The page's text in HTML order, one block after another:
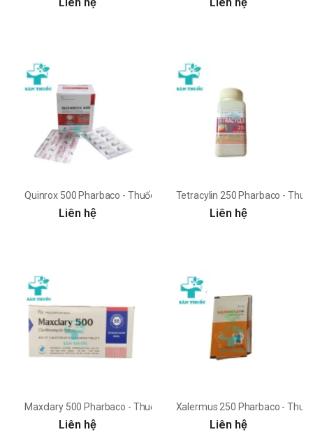
Quinrox 500 Pharbaco - Thuốc điều trị nhiễm khuẩn vừa và nhẹ
Liên hệ
Tetracylin 250 Pharbaco -
Liên hệ
Maxclary 500 Pharbaco - Thuốc điều trị nhiễm khuẩn đường hô hấp
Liên hệ
Xalermus 250 Pharbaco -
Liên hệ